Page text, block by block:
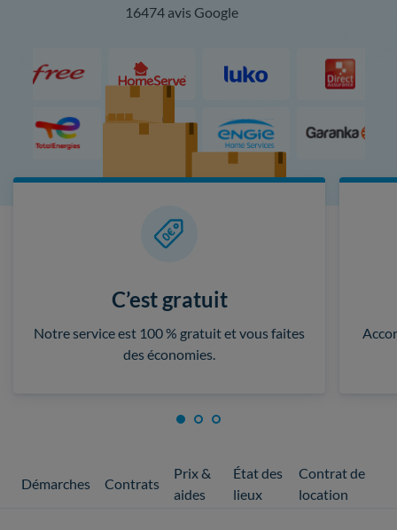
16474 avis Google
C’est gratuit
Notre service est 100 % gratuit et vous faites
des économies.
Démarches Contrats
Prix &
aides
État des
lieux
Contrat de
location